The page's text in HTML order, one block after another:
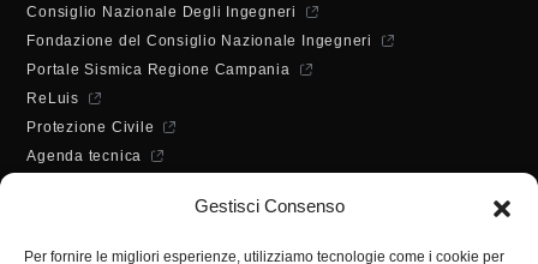
Gestisci Consenso
Per fornire le migliori esperienze, utilizziamo tecnologie come i cookie per
Consiglio Nazionale Degli Ingegneri
Fondazione del Consiglio Nazionale Ingegneri
Portale Sismica Regione Campania
ReLuis
Protezione Civile
Agenda tecnica
ORARI DI APERTURA